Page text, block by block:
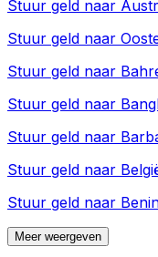
Stuur geld naar
Stuur geld naar
Stuur geld naar
Stuur geld naar
Stuur geld naar
Stuur geld naar
Stuur geld naar
Meer weergeven